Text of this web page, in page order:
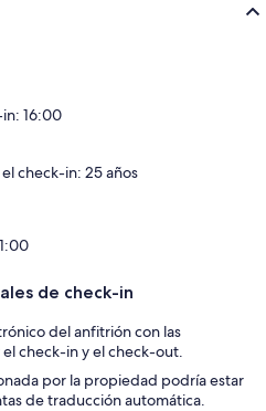
16:00
check-in: 25 años
de check-in
del anfitrión con las
check-in y el check-out.
por la propiedad podría estar
de traducción automática.